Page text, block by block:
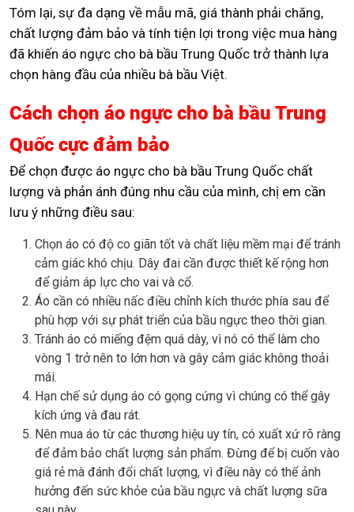
Tóm lại, sự đa dạng về mẫu mã, giá thành phải chăng,
chất lượng đảm bảo và tính tiện lợi trong việc mua hàng
đã khiến áo ngực cho bà bầu Trung Quốc trở thành lựa
chọn hàng đầu của nhiều bà bầu Việt.
Cách chọn áo ngực cho bà bầu Trung
Quốc cực đảm bảo
Để chọn được áo ngực cho bà bầu Trung Quốc chất
lượng và phản ánh đúng nhu cầu của mình, chị em cần
lưu ý những điều sau:
Chọn áo có độ co giãn tốt và chất liệu mềm mại để tránh
cảm giác khó chịu. Dây đai cần được thiết kế rộng hơn
để giảm áp lực cho vai và cổ.
Áo cần có nhiều nấc điều chỉnh kích thước phía sau để
phù hợp với sự phát triển của bầu ngực theo thời gian.
Tránh áo có miếng đệm quá dày, vì nó có thể làm cho
vòng 1 trở nên to lớn hơn và gây cảm giác không thoải
mái.
Hạn chế sử dụng áo có gọng cứng vì chúng có thể gây
kích ứng và đau rát.
Nên mua áo từ các thương hiệu uy tín, có xuất xứ rõ ràng
để đảm bảo chất lượng sản phẩm. Đừng để bị cuốn vào
giá rẻ mà đánh đổi chất lượng, vì điều này có thể ảnh
hưởng đến sức khỏe của bầu ngực và chất lượng sữa